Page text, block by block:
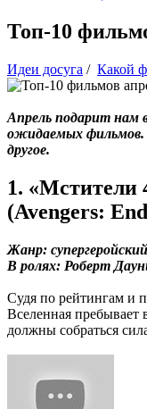
Топ-10
Идеи досуга / Какой
Апрель подарит нам
ожидаемых фильмов.
другое.
1. «Мстители
(Avengers:
Жанр:
В ролях: Роберт
Судя по рейтингам и
Вселенная
должны собраться